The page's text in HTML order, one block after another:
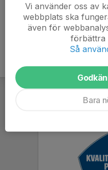
Inloggningsuppgifter har du
uppgifter eller går det inte
Vi använder oss av
webbplats ska
även för
förbättra
Så
Bara